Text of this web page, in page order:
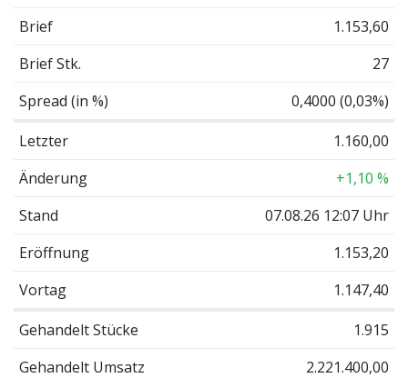
Brief
1.153,60
Brief Stk.
27
Spread (in %)
0,4000 (0,03%)
Letzter
1.160,00
Änderung
+1,10 %
Stand
07.08.26 12:07 Uhr
Eröffnung
1.153,20
Vortag
1.147,40
Gehandelt Stücke
1.915
Gehandelt Umsatz
2.221.400,00